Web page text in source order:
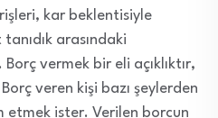
kar beklentisiyle
arasındaki
vermek bir eli açıklıktır,
veren kişi bazı şeylerden
etmek ister. Verilen borcun